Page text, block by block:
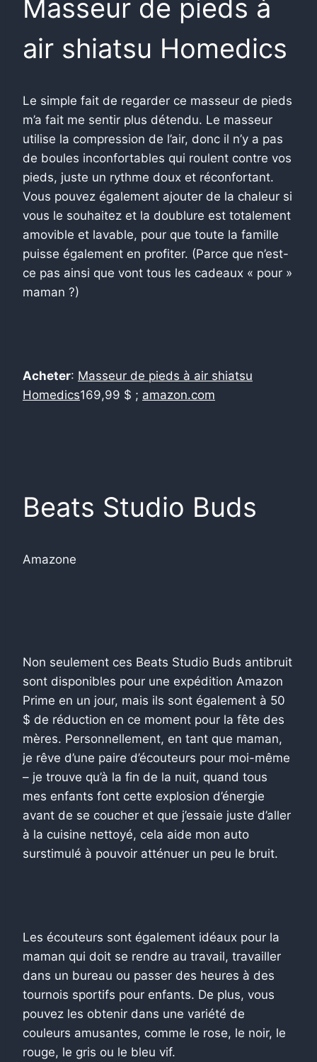
Masseur de pieds à
air shiatsu Homedics
Le simple fait de regarder ce masseur de pieds
m’a fait me sentir plus détendu. Le masseur
utilise la compression de l’air, donc il n’y a pas
de boules inconfortables qui roulent contre vos
pieds, juste un rythme doux et réconfortant.
Vous pouvez également ajouter de la chaleur si
vous le souhaitez et la doublure est totalement
amovible et lavable, pour que toute la famille
puisse également en profiter. (Parce que n’est-
ce pas ainsi que vont tous les cadeaux « pour »
maman ?)
Acheter: Masseur de pieds à air shiatsu
Homedics169,99 $ ; amazon.com
Beats Studio Buds
Amazone
Non seulement ces Beats Studio Buds antibruit
sont disponibles pour une expédition Amazon
Prime en un jour, mais ils sont également à 50
$ de réduction en ce moment pour la fête des
mères. Personnellement, en tant que maman,
je rêve d’une paire d’écouteurs pour moi-même
– je trouve qu’à la fin de la nuit, quand tous
mes enfants font cette explosion d’énergie
avant de se coucher et que j’essaie juste d’aller
à la cuisine nettoyé, cela aide mon auto
surstimulé à pouvoir atténuer un peu le bruit.
Les écouteurs sont également idéaux pour la
maman qui doit se rendre au travail, travailler
dans un bureau ou passer des heures à des
tournois sportifs pour enfants. De plus, vous
pouvez les obtenir dans une variété de
couleurs amusantes, comme le rose, le noir, le
rouge, le gris ou le bleu vif.